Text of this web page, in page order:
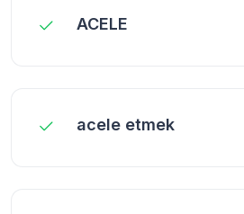
ACELE
acele etmek